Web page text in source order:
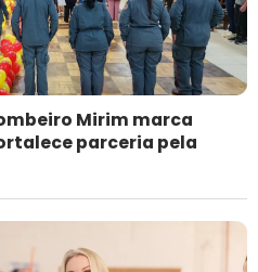
Mirim marca
parceria pela